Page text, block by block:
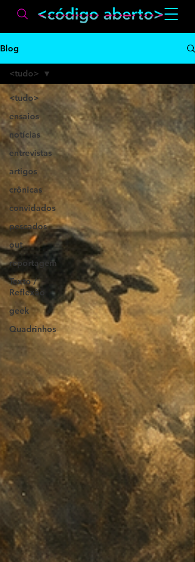
Blog
<tudo>
ensaios
notícias
entrevistas
artigos
crônicas
convidados
pescados
out
reportagem
Texto /
Reflexão
geek
Quadrinhos
<tudo>